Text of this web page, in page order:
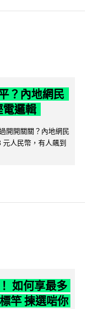
？內地網民
電邏輯
開開關關？內地網民
人民幣，有人飆到
如何享最多
竿 揀選啱你